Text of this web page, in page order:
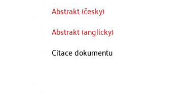
Abstrakt (česky)
Abstrakt (anglicky)
Citace dokumentu